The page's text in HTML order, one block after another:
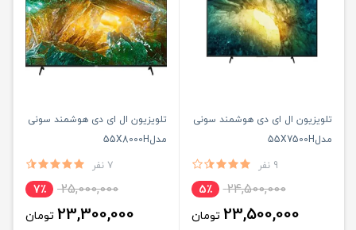
تلویزیون ال ای دی هوشمند سونی
مدل55X7500H
9 نفر
24,500,000 5٪
23,500,000 تومان
تلویزیون ال ای دی هوشمند سونی
مدل55X8000H
7 نفر
25,000,000 7٪
23,300,000 تومان